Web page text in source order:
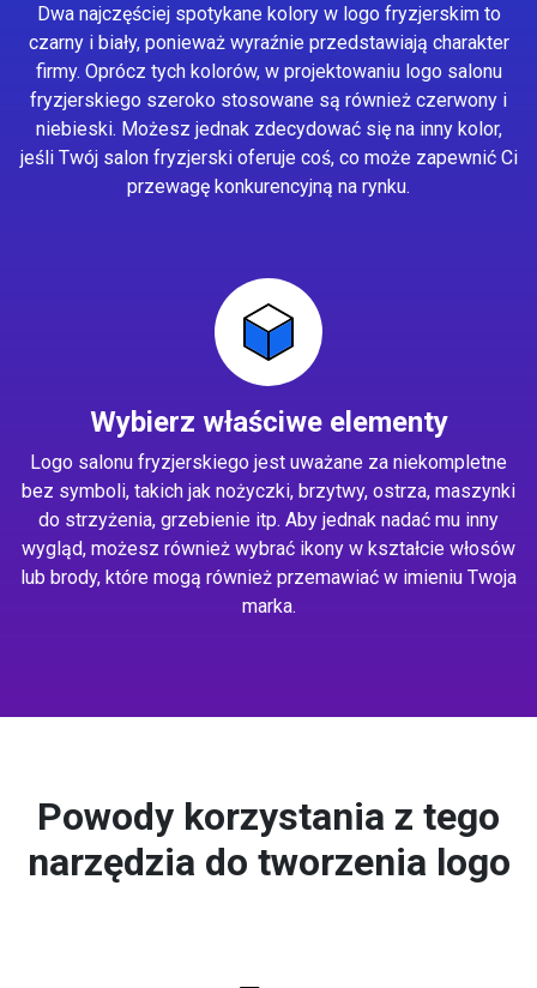
Dwa najczęściej spotykane kolory w logo fryzjerskim to
czarny i biały, ponieważ wyraźnie przedstawiają charakter
firmy. Oprócz tych kolorów, w projektowaniu logo salonu
fryzjerskiego szeroko stosowane są również czerwony i
niebieski. Możesz jednak zdecydować się na inny kolor,
jeśli Twój salon fryzjerski oferuje coś, co może zapewnić Ci
przewagę konkurencyjną na rynku.
Wybierz właściwe elementy
Logo salonu fryzjerskiego jest uważane za niekompletne
bez symboli, takich jak nożyczki, brzytwy, ostrza, maszynki
do strzyżenia, grzebienie itp. Aby jednak nadać mu inny
wygląd, możesz również wybrać ikony w kształcie włosów
lub brody, które mogą również przemawiać w imieniu Twoja
marka.
Powody korzystania z tego
narzędzia do tworzenia logo